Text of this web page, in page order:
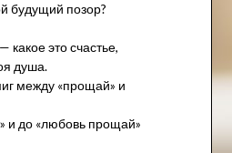
будущий позор?
какое это счастье,
душа.
между «прощай» и
и до «любовь прощай»